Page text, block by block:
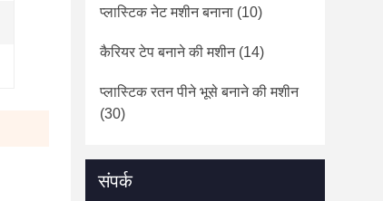
प्लास्टिक नेट मशीन बनाना (10)
कैरियर टेप बनाने की मशीन(14)
प्लास्टिक रतन पीने भूसे बनाने की मशीन
(30)
संपर्क